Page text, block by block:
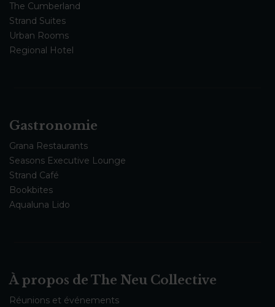
The Cumberland
Strand Suites
Urban Rooms
Regional Hotel
Gastronomie
Grana Restaurants
Seasons Executive Lounge
Strand Café
Bookbites
Aqualuna Lido
À propos de The Neu Collective
Réunions et événements